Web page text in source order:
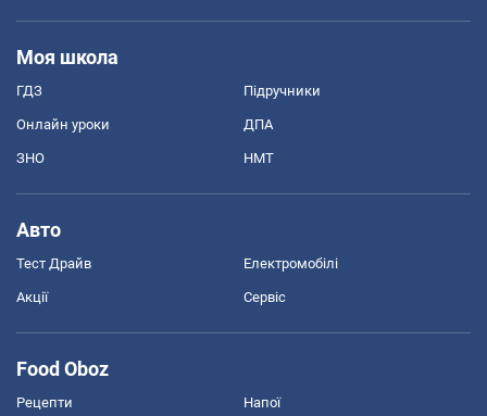
Моя школа
ГДЗ Підручники
Онлайн уроки ДПА
ЗНО НМТ
Авто
Тест Драйв Електромобілі
Акції Сервіс
Food Oboz
Рецепти Напої